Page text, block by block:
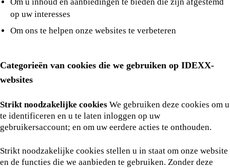
op uw interesses
Om ons te helpen onze websites te verbeteren
Categorieën van cookies die we gebruiken op IDEXX-
websites
Strikt noodzakelijke cookies We gebruiken deze cookies om u
te identificeren en u te laten inloggen op uw
gebruikersaccount; en om uw eerdere acties te onthouden.
Strikt noodzakelijke cookies stellen u in staat om onze website
en de functies die we aanbieden te gebruiken. Zonder deze